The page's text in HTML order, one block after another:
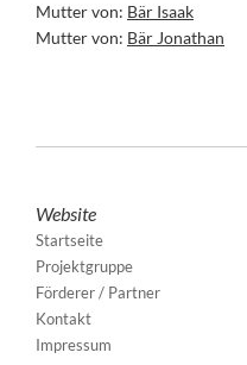
Mutter von: Bär Isaak
Mutter von: Bär Jonathan
Website
Startseite
Projektgruppe
Förderer / Partner
Kontakt
Impressum